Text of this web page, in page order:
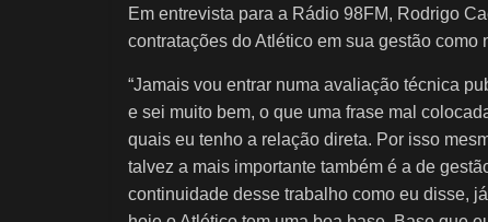
Em entrevista para a Rádio 98FM, Rodrigo
contratações do Atlético em sua gestão
“Jamais vou entrar numa avaliação técnica
e sei muito bem, o que uma frase mal
quais eu tenho a relação direta. Por isso
talvez a mais importante também é a de
continuidade desse trabalho como eu disse,